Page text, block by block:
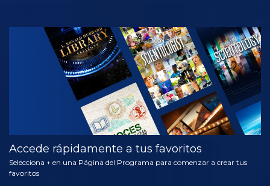
VE
EXPLORA LAS
SERIES
Accede rápidamente a tus favoritos
Selecciona + en una Página del Programa para comenzar a crear tus
favoritos